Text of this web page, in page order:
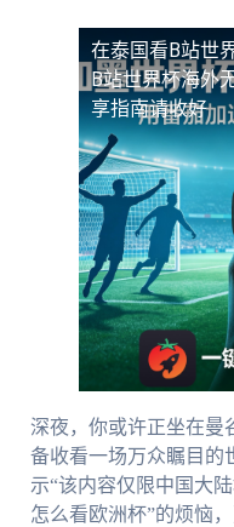
在泰国看B站世
B站世界杯海外
享指南请收好
深夜，你或许正坐在曼
备收看一场万众瞩目的
示“该内容仅限中国大
怎么看欧洲杯”的烦恼